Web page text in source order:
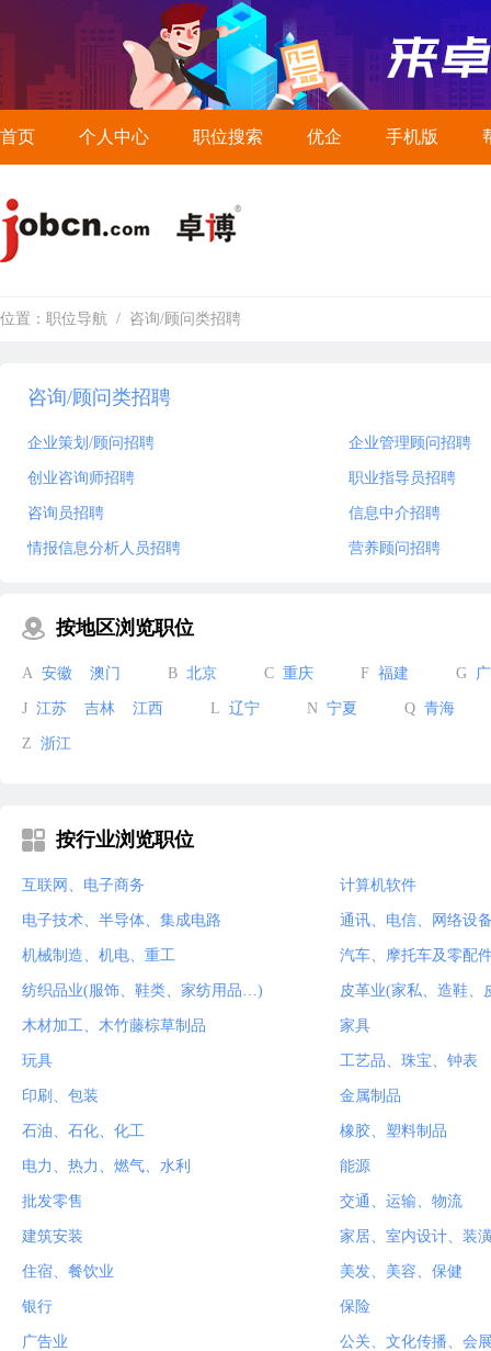
首页 个人中心 职位搜索 优企 手机版
位置： 职位导航 / 咨询/顾问类招聘
咨询/顾问类招聘
企业策划/顾问招聘 企业管理顾问招聘
创业咨询师招聘 职业指导员招聘
咨询员招聘 信息中介招聘
情报信息分析人员招聘 营养顾问招聘
按地区浏览职位
A 安徽 澳门 B 北京 C 重庆 F 福建 G
J 江苏 吉林 江西 L 辽宁 N 宁夏 Q 青海
Z 浙江
按行业浏览职位
互联网、电子商务 计算机软件
电子技术、半导体、集成电路 通讯、电信、网络设
机械制造、机电、重工 汽车、摩托车及零配
纺织品业(服饰、鞋类、家纺用品…) 皮革业(家私、造鞋
木材加工、木竹藤棕草制品 家具
玩具 工艺品、珠宝、钟表
印刷、包装 金属制品
石油、石化、化工 橡胶、塑料制品
电力、热力、燃气、水利 能源
批发零售 交通、运输、物流
建筑安装 家居、室内设计、装
住宿、餐饮业 美发、美容、保健
银行 保险
广告业 公关、文化传播、会